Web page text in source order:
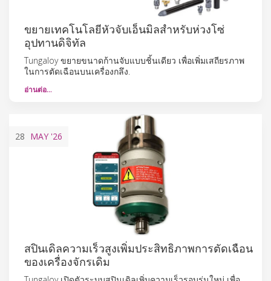
ขยายเทคโนโลยีหัวจับเอ็นมิลสำหรับห่วงโซ่
อุปทานดิจิทัล
Tungaloy ขยายขนาดก้านจับแบบชิ้นเดียว เพื่อเพิ่มเสถียรภาพ
ในการตัดเฉือนบนเครื่องกลึง.
อ่านต่อ…
28 MAY '26
สปินเดิลความเร็วสูงเพิ่มประสิทธิภาพการตัดเฉือน
ของเครื่องจักรเดิม